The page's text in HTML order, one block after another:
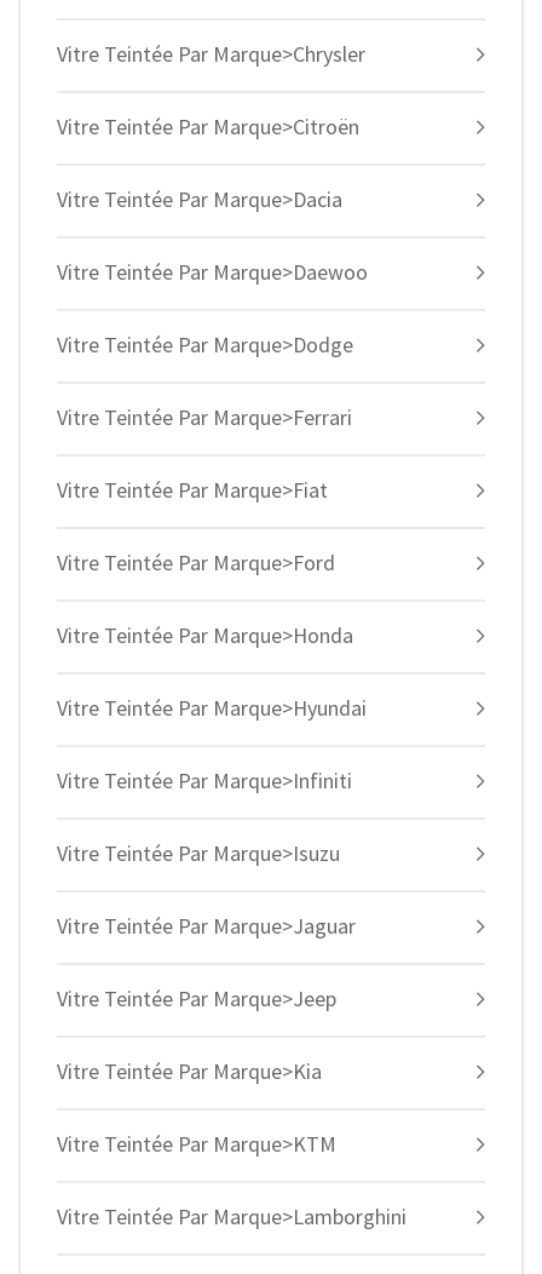
Vitre Teintée Par Marque>Chrysler
Vitre Teintée Par Marque>Citroën
Vitre Teintée Par Marque>Dacia
Vitre Teintée Par Marque>Daewoo
Vitre Teintée Par Marque>Dodge
Vitre Teintée Par Marque>Ferrari
Vitre Teintée Par Marque>Fiat
Vitre Teintée Par Marque>Ford
Vitre Teintée Par Marque>Honda
Vitre Teintée Par Marque>Hyundai
Vitre Teintée Par Marque>Infiniti
Vitre Teintée Par Marque>Isuzu
Vitre Teintée Par Marque>Jaguar
Vitre Teintée Par Marque>Jeep
Vitre Teintée Par Marque>Kia
Vitre Teintée Par Marque>KTM
Vitre Teintée Par Marque>Lamborghini